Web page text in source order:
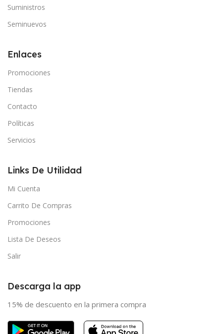
Suministros
Seminuevos
Enlaces
Promociones
Tiendas
Contacto
Políticas
Servicios
Links De Utilidad
Mi Cuenta
Carrito De Compras
Promociones
Lista De Deseos
Salir
Descarga la app
15% de descuento en la primera compra